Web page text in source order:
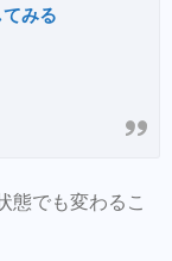
みる
態でも変わるこ